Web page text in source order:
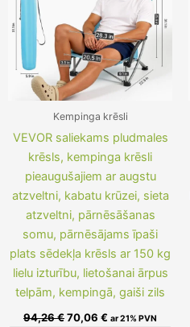
Kempinga krēsli
VEVOR saliekams pludmales
krēsls, kempinga krēsli
pieaugušajiem ar augstu
atzveltni, kabatu krūzei, sieta
atzveltni, pārnēsāšanas
somu, pārnēsājams īpaši
plats sēdekļa krēsls ar 150 kg
lielu izturību, lietošanai ārpus
telpām, kempingā, gaiši zils
94,26€70,06 € ar 21% PVN